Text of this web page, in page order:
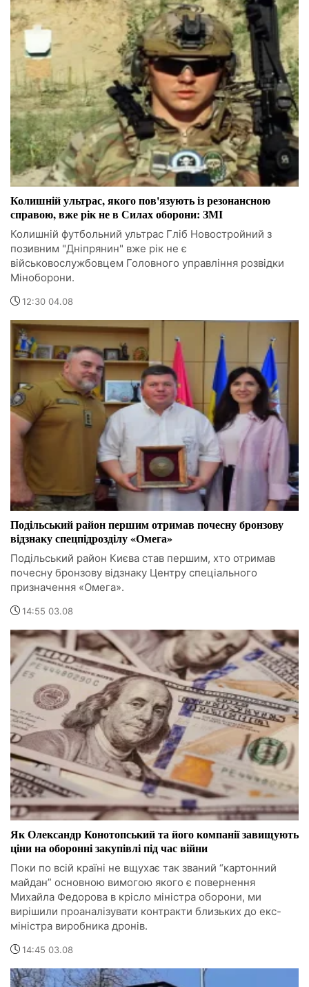
Колишній ультрас, якого пов'язують із резонансною
справою, вже рік не в Силах оборони: ЗМІ
Колишній футбольний ультрас Гліб Новостройний з
позивним "Дніпрянин" вже рік не є
військовослужбовцем Головного управління розвідки
Міноборони.
12:30 04.08
Подільський район першим отримав почесну бронзову
відзнаку спецпідрозділу «Омега»
Подільський район Києва став першим, хто отримав
почесну бронзову відзнаку Центру спеціального
призначення «Омега».
14:55 03.08
Як Олександр Конотопський та його компанії завищують
ціни на оборонні закупівлі під час війни
Поки по всій країні не вщухає так званий “картонний
майдан” основною вимогою якого є повернення
Михайла Федорова в крісло міністра оборони, ми
вирішили проаналізувати контракти близьких до екс-
міністра виробника дронів.
14:45 03.08